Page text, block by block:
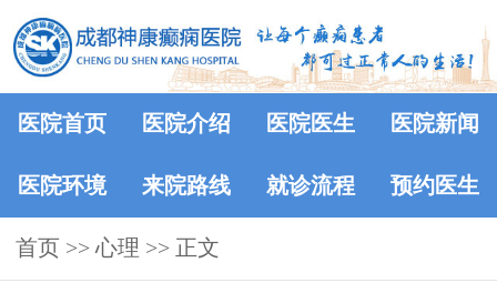
医院首页 医院介绍 医院医生 医院新闻
医院环境 来院路线 就诊流程 预约医生
首页 >> 心理 >> 正文